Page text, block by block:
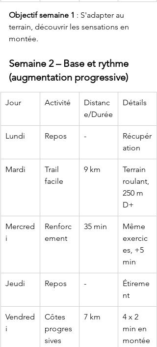
Objectif semaine 1 : S'adapter au
terrain, découvrir les sensations en
montée.
Semaine 2 – Base et rythme
(augmentation progressive)
Jour Activité
Distanc
e/Durée
Détails
Lundi Repos -
Récupér
ation
Mardi
Trail
facile
9 km
Terrain
roulant,
250 m
D+
Mercred
i
Renforc
ement
35 min
Même
exercic
es, +5
min
Jeudi Repos -
Étireme
nt
Vendred
i
Côtes
progres
sives
7 km
4 x 2
min en
montée